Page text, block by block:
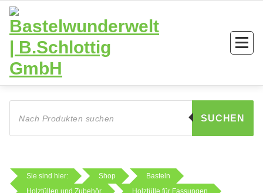
Zum
Inhalt
springen
Products
search
SUCHEN
Sie sind hier: Shop
Basteln
Holztüllen und Zubehör
Holztülle für Fassungen